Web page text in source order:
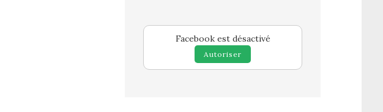
Facebook est désactivé
Autoriser